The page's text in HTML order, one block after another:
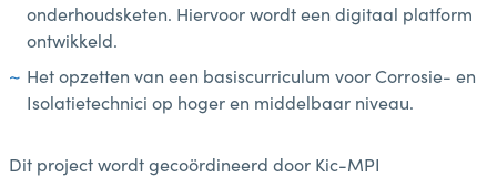
onderhoudsketen. Hiervoor wordt een digitaal platform
ontwikkeld.
Het opzetten van een basiscurriculum voor Corrosie- en
Isolatietechnici op hoger en middelbaar niveau.
Dit project wordt gecoördineerd door Kic-MPI